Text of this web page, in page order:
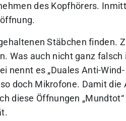
des Kopfhörers.
Stäbchen finden.
Was auch nicht ganz falsch
nennt es „Duales Anti-Wind-
doch Mikrofone. Damit die
diese Öffnungen „Mundtot